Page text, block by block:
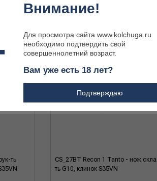
ть
CS_27BT Recon 1 Tanto - нож
ть G10, клинок S35VN
Внимание!
Для просмотра сайта www.kolchuga.ru
необходимо подтвердить свой
совершеннолетний возраст.
Вам уже есть 18 лет?
Подтверждаю